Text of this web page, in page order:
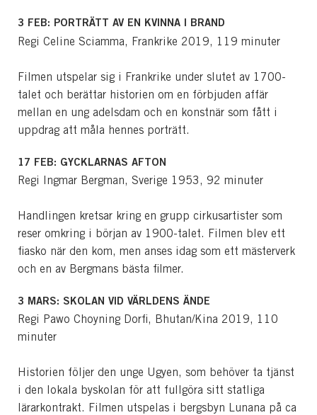
3 FEB: PORTRÄTT AV EN KVINNA I BRAND
Regi Celine Sciamma, Frankrike 2019, 119 minuter
Filmen utspelar sig i Frankrike under slutet av 1700-
talet och berättar historien om en förbjuden affär
mellan en ung adelsdam och en konstnär som fått i
uppdrag att måla hennes porträtt.
17 FEB: GYCKLARNAS AFTON
Regi Ingmar Bergman, Sverige 1953, 92 minuter
Handlingen kretsar kring en grupp cirkusartister som
reser omkring i början av 1900-talet. Filmen blev ett
fiasko när den kom, men anses idag som ett mästerverk
och en av Bergmans bästa filmer.
3 MARS: SKOLAN VID VÄRLDENS ÄNDE
Regi Pawo Choyning Dorfi, Bhutan/Kina 2019, 110
minuter
Historien följer den unge Ugyen, som behöver ta tjänst
i den lokala byskolan för att fullgöra sitt statliga
lärarkontrakt. Filmen utspelas i bergsbyn Lunana på ca